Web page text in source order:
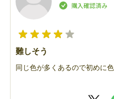
難しそう
同じ色が多くあるので初めに